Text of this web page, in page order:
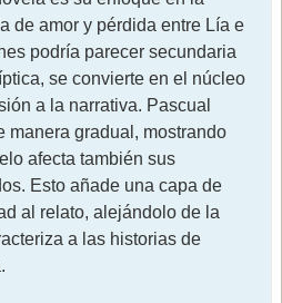
de amor y pérdida entre Lía e
podría parecer secundaria
se convierte en el núcleo
a la narrativa. Pascual
manera gradual, mostrando
afecta también sus
Esto añade una capa de
al relato, alejándolo de la
a las historias de